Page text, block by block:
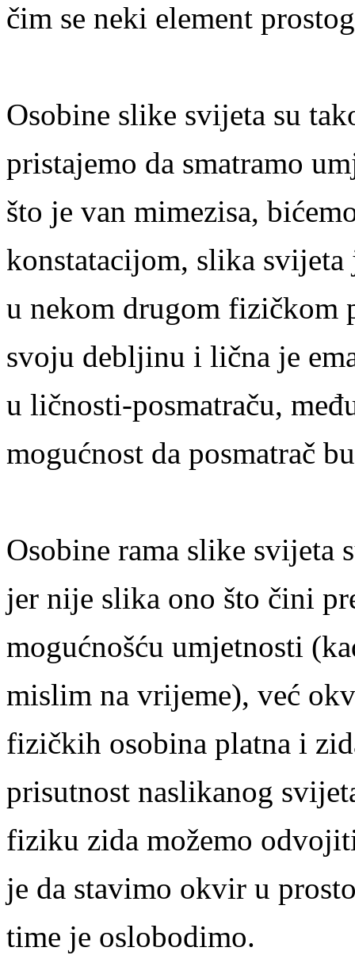
čim se neki element
Osobine slike svijeta su
pristajemo da smatramo
što je van mimezisa,
konstatacijom, slika svijeta
u nekom drugom fizičkom
svoju debljinu i lična je
u ličnosti-posmatraču,
mogućnost da posmatrač
Osobine rama slike svijeta
jer nije slika ono što čini
mogućnošću umjetnosti
mislim na vrijeme), već
fizičkih osobina platna i
prisutnost naslikanog
fiziku zida možemo
je da stavimo okvir u
time je oslobodimo.